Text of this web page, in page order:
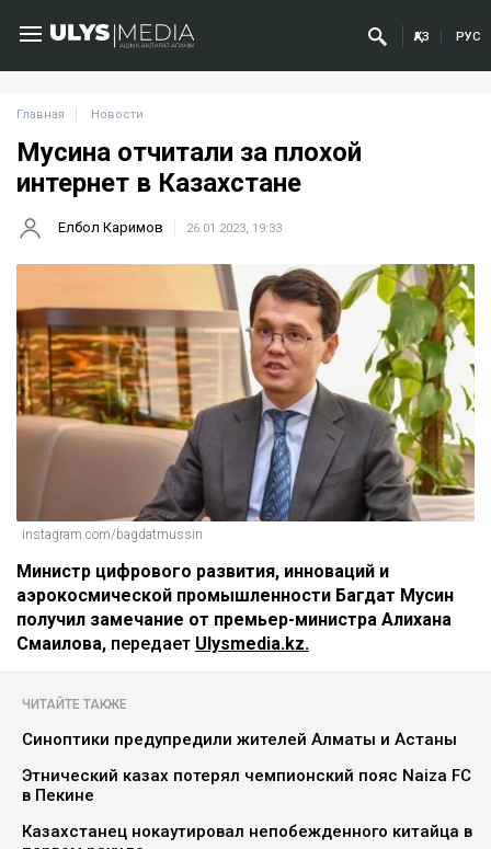
ҚАЗ РУС
Главная Новости
Мусина отчитали за плохой
интернет в Казахстане
Елбол Каримов 26.01.2023, 19:33
instagram.com/bagdatmussin
Министр цифрового развития, инноваций и
аэрокосмической промышленности Багдат Мусин
получил замечание от премьер-министра Алихана
Смаилова, передает Ulysmedia.kz.
ЧИТАЙТЕ ТАКЖЕ
Синоптики предупредили жителей Алматы и Астаны
Этнический казах потерял чемпионский пояс Naiza FC
в Пекине
Казахстанец нокаутировал непобежденного китайца в